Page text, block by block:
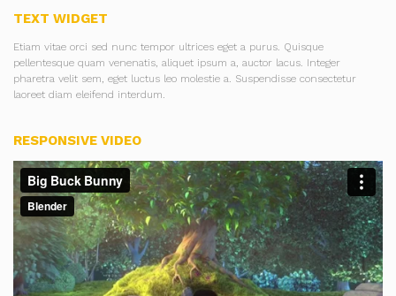
TEXT WIDGET
Etiam vitae orci sed nunc tempor ultrices eget a purus. Quisque
pellentesque quam venenatis, aliquet ipsum a, auctor lacus. Integer
pharetra velit sem, eget luctus leo molestie a. Suspendisse consectetur
laoreet diam eleifend interdum.
RESPONSIVE VIDEO